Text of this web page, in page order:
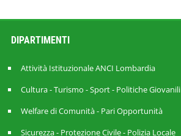
DIPARTIMENTI
Attività Istituzionale ANCI Lombardia
Cultura - Turismo - Sport - Politiche Giovanili
Welfare di Comunità - Pari Opportunità
Sicurezza - Protezione Civile - Polizia Locale